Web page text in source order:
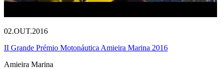
02.OUT.2016
II Grande Prémio Motonáutica Amieira Marina 2016
Amieira Marina